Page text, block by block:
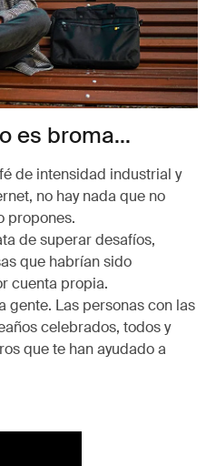
es broma...
de intensidad industrial y
no hay nada que no
propones.
de superar desafíos,
que habrían sido
cuenta propia.
gente. Las personas con las
celebrados, todos y
que te han ayudado a